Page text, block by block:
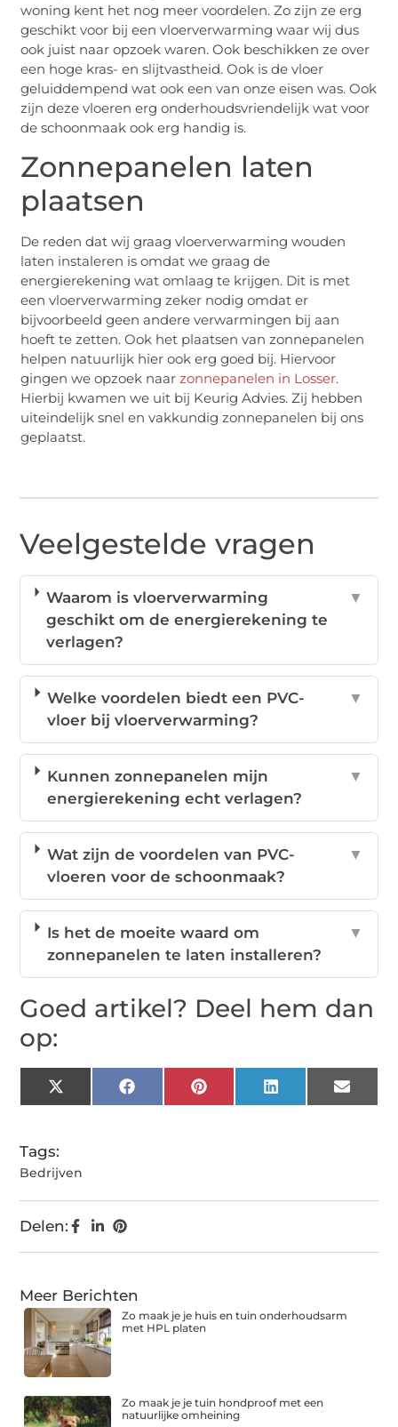
woning kent het nog meer voordelen. Zo zijn ze erg
geschikt voor bij een vloerverwarming waar wij dus
ook juist naar opzoek waren. Ook beschikken ze over
een hoge kras- en slijtvastheid. Ook is de vloer
geluiddempend wat ook een van onze eisen was. Ook
zijn deze vloeren erg onderhoudsvriendelijk wat voor
de schoonmaak ook erg handig is.
Zonnepanelen laten
plaatsen
De reden dat wij graag vloerverwarming wouden
laten instaleren is omdat we graag de
energierekening wat omlaag te krijgen. Dit is met
een vloerverwarming zeker nodig omdat er
bijvoorbeeld geen andere verwarmingen bij aan
hoeft te zetten. Ook het plaatsen van zonnepanelen
helpen natuurlijk hier ook erg goed bij. Hiervoor
gingen we opzoek naarzonnepanelen in Losser.
Hierbij kwamen we uit bij Keurig Advies. Zij hebben
uiteindelijk snel en vakkundig zonnepanelen bij ons
geplaatst.
Veelgestelde vragen
Waarom is vloerverwarming
geschikt om de energierekening te
verlagen?
▼
Welke voordelen biedt een PVC-
vloer bij vloerverwarming?
▼
Kunnen zonnepanelen mijn
energierekening echt verlagen?
▼
Wat zijn de voordelen van PVC-
vloeren voor de schoonmaak?
▼
Is het de moeite waard om
zonnepanelen te laten installeren?
▼
Goed artikel? Deel hem dan
op:
X
(Twitter)
FacebookPinterestLinkedIn Email
Tags:
Bedrijven
Delen:
Meer Berichten
Zo maak je je huis en tuin onderhoudsarm
met HPL platen
Zo maak je je tuin hondproof met een
natuurlijke omheining